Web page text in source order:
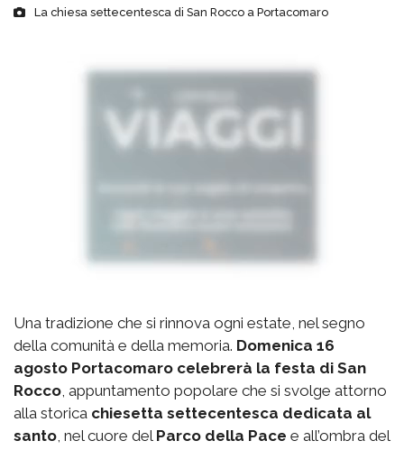
La chiesa settecentesca di San Rocco a Portacomaro
Una tradizione che si rinnova ogni estate, nel segno
della comunità e della memoria. Domenica 16
agosto Portacomaro celebrerà la festa di San
Rocco, appuntamento popolare che si svolge attorno
alla storica chiesetta settecentesca dedicata al
santo, nel cuore del Parco della Pace e all’ombra del